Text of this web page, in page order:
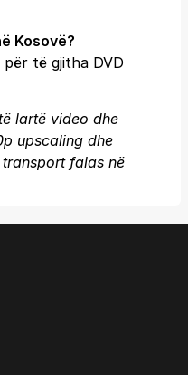
Kosovë?
të gjitha DVD
lartë video dhe
upscaling dhe
falas në